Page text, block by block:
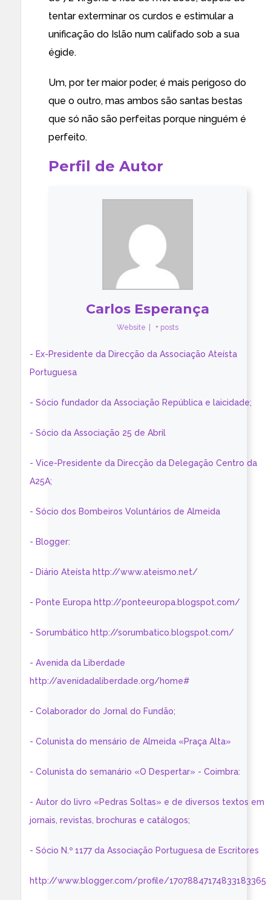
tentar exterminar os curdos e estimular a
unificação do Islão num califado sob a sua
égide.
Um, por ter maior poder, é mais perigoso do
que o outro, mas ambos são santas bestas
que só não são perfeitas porque ninguém é
perfeito.
Perfil de Autor
Carlos Esperança
Website + posts
- Ex-Presidente da Direcção da Associação Ateísta
Portuguesa
- Sócio fundador da Associação República e laicidade;
- Sócio da Associação 25 de Abril
- Vice-Presidente da Direcção da Delegação Centro da
A25A;
- Sócio dos Bombeiros Voluntários de Almeida
- Blogger:
- Diário Ateísta http://www.ateismo.net/
- Ponte Europa http://ponteeuropa.blogspot.com/
- Sorumbático http://sorumbatico.blogspot.com/
- Avenida da Liberdade
http://avenidadaliberdade.org/home#
- Colaborador do Jornal do Fundão;
- Colunista do mensário de Almeida «Praça Alta»
- Colunista do semanário «O Despertar» - Coimbra:
- Autor do livro «Pedras Soltas» e de diversos textos em
jornais, revistas, brochuras e catálogos;
- Sócio N.º 1177 da Associação Portuguesa de Escritores
http://www.blogger.com/profile/17078847174833183365